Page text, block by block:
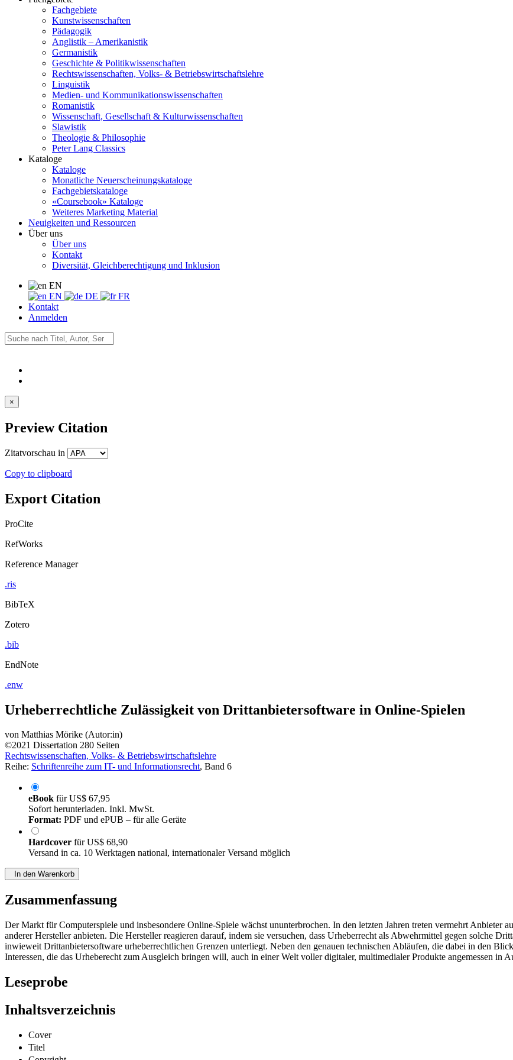
Fachgebiete
Kunstwissenschaften
Pädagogik
Anglistik – Amerikanistik
Germanistik
Geschichte & Politikwissenschaften
Rechtswissenschaften, Volks- & Betriebswirtschaftslehre
Linguistik
Medien- und Kommunikationswissenschaften
Romanistik
Wissenschaft, Gesellschaft & Kulturwissenschaften
Slawistik
Theologie & Philosophie
Peter Lang Classics
Kataloge
Kataloge
Monatliche Neuerscheinungskataloge
Fachgebietskataloge
«Coursebook» Kataloge
Weiteres Marketing Material
Neuigkeiten und Ressourcen
Über uns
Über uns
Kontakt
Diversität, Gleichberechtigung und Inklusion
EN
EN
DE
FR
Kontakt
Anmelden
×
Preview Citation
Zitatvorschau in
Copy to clipboard
Export Citation
ProCite
RefWorks
Reference Manager
.ris
BibTeX
Zotero
.bib
EndNote
.enw
Urheberrechtliche Zulässigkeit von Drittanbietersoftware in Online-Spielen
von Matthias Mörike (Autor:in)
©2021 Dissertation 280 Seiten
Rechtswissenschaften, Volks- & Betriebswirtschaftslehre
Reihe: Schriftenreihe zum IT- und Informationsrecht, Band 6
eBook fürUS$ 67,95
Sofort herunterladen. Inkl. MwSt.
Format: PDF und ePUB – für alle Geräte
Hardcover fürUS$ 68,90
Versand in ca. 10 Werktagen national, internationaler Versand möglich
In den Warenkorb
Zusammenfassung
Der Markt für Computerspiele und insbesondere Online-Spiele wächst ununterbrochen. In den letzten Jahren treten vermehrt Anbieter
anderer Hersteller anbieten. Die Hersteller reagieren darauf, indem sie versuchen, dass Urheberrecht als Abwehrmittel gegen solche
inwieweit Drittanbietersoftware urheberrechtlichen Grenzen unterliegt. Neben den genauen technischen Abläufen, die dabei in den
Interessen, die das Urheberecht zum Ausgleich bringen will, auch in einer Welt voller digitaler, multimedialer Produkte angemessen in
Leseprobe
Inhaltsverzeichnis
Cover
Titel